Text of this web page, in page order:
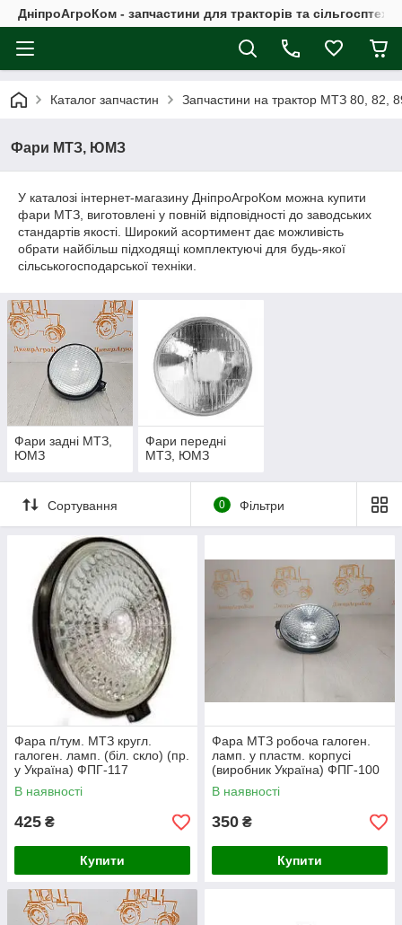
ДніпроАгроКом - запчастини для тракторів та
Каталог запчастин Запчастини на трактор МТЗ 80, 82,
Фари МТЗ, ЮМЗ
У каталозі інтернет-магазину ДніпроАгроКом можна купити
фари МТЗ, виготовлені у повній відповідності до заводських
стандартів якості. Широкий асортимент дає можливість
обрати найбільш підходящі комплектуючі для будь-якої
сільськогосподарської техніки.
Фари задні МТЗ,
ЮМЗ
Фари передні
МТЗ, ЮМЗ
Сортування 0 Фільтри
Фара п/тум. МТЗ кругл.
галоген. ламп. (біл. скло) (пр.
у Україна) ФПГ-117
В наявності
425 ₴
Купити
Фара МТЗ робоча галоген.
ламп. у пластм. корпусі
(виробник Україна) ФПГ-100
В наявності
350 ₴
Купити